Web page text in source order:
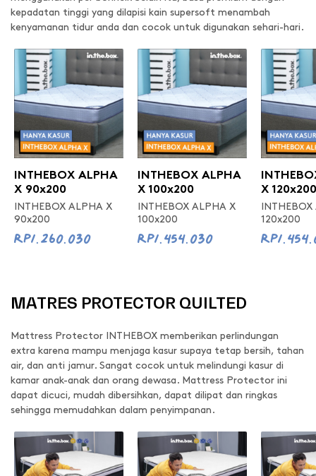
kepadatan tinggi yang dilapisi kain supersoft menambah
kenyamanan tidur anda dan cocok untuk digunakan sehari-hari.
INTHEBOX ALPHA
X 90x200
INTHEBOX ALPHA X
90x200
Rp1.260.030
INTHEBOX ALPHA
X 100x200
INTHEBOX ALPHA X
100x200
Rp1.454.030
X 120x200
120x200
MATRES PROTECTOR QUILTED
Mattress Protector INTHEBOX memberikan perlindungan
extra karena mampu menjaga kasur supaya tetap bersih, tahan
air, dan anti jamur. Sangat cocok untuk melindungi kasur di
kamar anak-anak dan orang dewasa. Mattress Protector ini
dapat dicuci, mudah dibersihkan, dapat dilipat dan ringkas
sehingga memudahkan dalam penyimpanan.